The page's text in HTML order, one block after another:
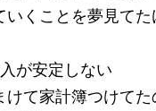
いくことを夢見て
が安定しない
けて家計簿つけて